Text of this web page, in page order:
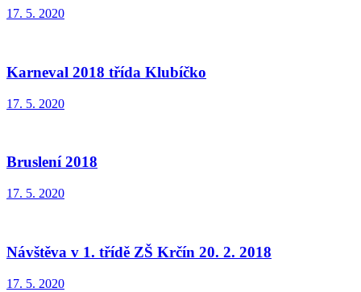
17. 5. 2020
Karneval 2018 třída Klubíčko
17. 5. 2020
Bruslení 2018
17. 5. 2020
Návštěva v 1. třídě ZŠ Krčín 20. 2. 2018
17. 5. 2020